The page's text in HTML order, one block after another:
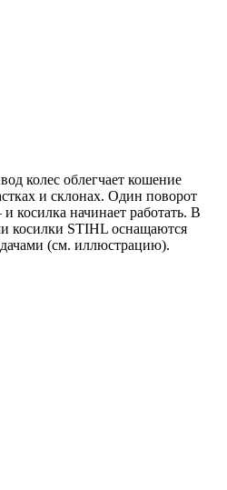
колес облегчает кошение
и склонах. Один поворот
косилка начинает работать. В
косилки STIHL оснащаются
(см. иллюстрацию).